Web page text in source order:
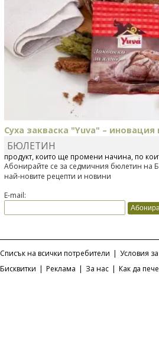
Суха закваска "Yuva" –
Отскоро Лесафр България стартира
продукт, който ще промени начина, по
Открийте новите Croustis
Bonduelle току-що представи нова
Croustis – бургери и крокети от 100%
БЮЛЕТИН
Абонирайте се за седмичния бюлетин на
най-новите рецепти и новини
E-mail:
Списък на всички потребители | Условия
Бисквитки | Реклама | За нас | Как да